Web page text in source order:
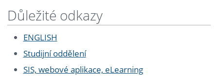
Důležité odkazy
ENGLISH
Studijní oddělení
SIS, webové aplikace, eLearning